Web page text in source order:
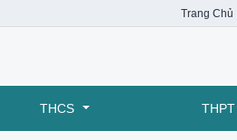
Trang Chủ
THCS THPT